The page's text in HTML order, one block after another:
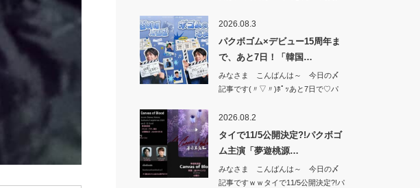
2026.08.3
パクボゴム×デビュー15周年ま
で、あと7日！「韓国…
みなさま こんばんは～ 今日の〆
記事です(〃▽〃)ﾎﾟｯあと7日で♡パ
2026.08.2
タイで11/5公開決定?!パクボゴ
ム主演「夢遊桃源…
みなさま こんばんは～ 今日の〆
記事ですｗｗタイで11/5公開決定?!パ